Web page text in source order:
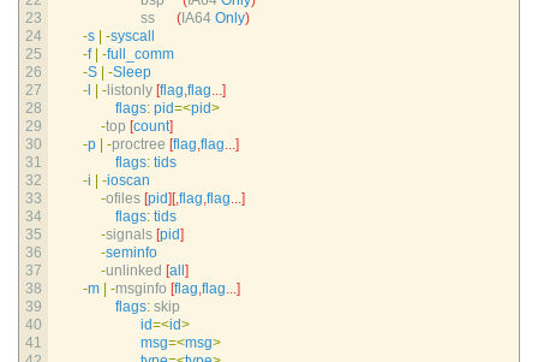
23
24
25
26
27
28
29
30
31
32
33
34
35
36
37
38
39
40
41
ss
( IA64 Only)
-s -syscall
-f -full_comm
-S -Sleep
-
- listonly [flag,flag...]
flags: pid=<pid>
-top [count]
-p -proctree [flag,flag...]
flags: tids
-i -ioscan
-ofiles [pid] [,flag,flag...]
flags: tids
-signals [pid]
-seminfo
-unlinked [all ]
-m -msginfo [flag,flag...]
flags: skip
id=<id>
msg=<msg>